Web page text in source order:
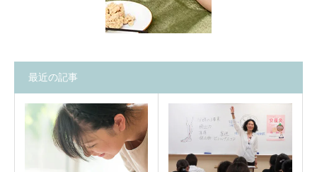
最近の記事